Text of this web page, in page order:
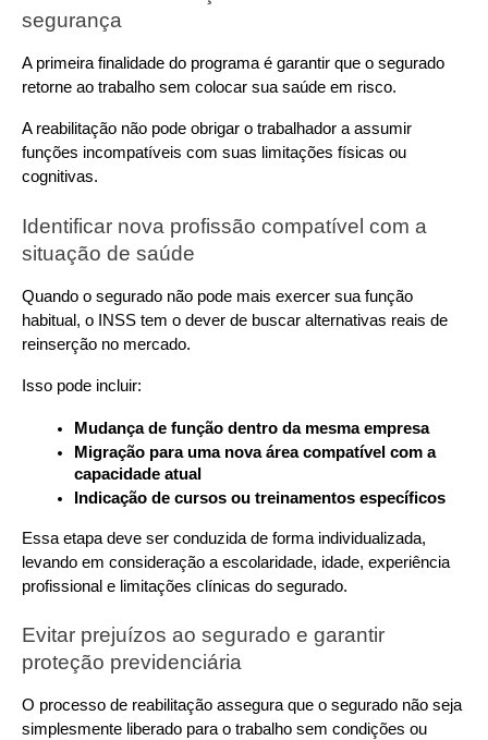
segurança
A primeira finalidade do programa é garantir que o segurado
retorne ao trabalho sem colocar sua saúde em risco.
A reabilitação não pode obrigar o trabalhador a assumir
funções incompatíveis com suas limitações físicas ou
cognitivas.
Identificar nova profissão compatível com a
situação de saúde
Quando o segurado não pode mais exercer sua função
habitual, o INSS tem o dever de buscar alternativas reais de
reinserção no mercado.
Isso pode incluir:
Mudança de função dentro da mesma empresa
Migração para uma nova área compatível com a
capacidade atual
Indicação de cursos ou treinamentos específicos
Essa etapa deve ser conduzida de forma individualizada,
levando em consideração a escolaridade, idade, experiência
profissional e limitações clínicas do segurado.
Evitar prejuízos ao segurado e garantir
proteção previdenciária
O processo de reabilitação assegura que o segurado não seja
simplesmente liberado para o trabalho sem condições ou